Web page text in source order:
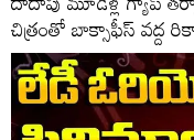
చిత్రంతో బాక్సాఫీస్ వద్ద